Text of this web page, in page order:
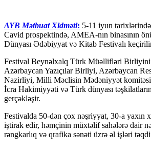
AYB Mətbuat Xidməti: 5-11 iyun
Cavid prospektində, AMEA-nın binasının
Dünyası Ədəbiyyat və Kitab Festivalı
Festival Beynəlxalq Türk Müəllifləri Birliyinin
Azərbaycan Yazıçılar Birliyi, Azərbaycan
Nazirliyi, Milli Məclisin Mədəniyyət
İcra Hakimiyyəti və Türk dünyası
gerçəkləşir.
Festivalda 50-dən çox nəşriyyat, 30-a yaxın
iştirak edir, həmçinin müxtəlif sahələrə dair
rəngkarlıq və qrafika sənəti üzrə əl işləri